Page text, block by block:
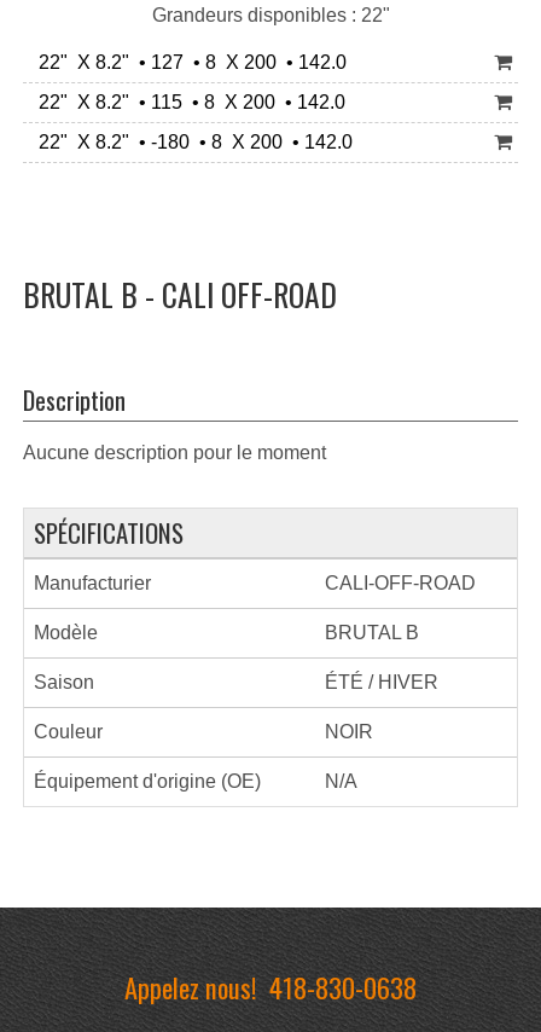
Grandeurs disponibles : 22"
22" X 8.2" • 127 • 8 X 200 • 142.0
22" X 8.2" • 115 • 8 X 200 • 142.0
22" X 8.2" • -180 • 8 X 200 • 142.0
BRUTAL B - CALI OFF-ROAD
Description
Aucune description pour le moment
SPÉCIFICATIONS
Manufacturier CALI-OFF-ROAD
Modèle BRUTAL B
Saison ÉTÉ / HIVER
Couleur NOIR
Équipement d'origine (OE) N/A
Appelez nous!418-830-0638